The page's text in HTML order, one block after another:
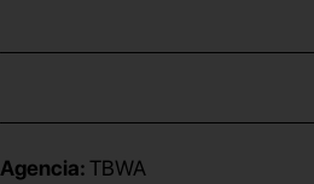
Agencia:TBWA